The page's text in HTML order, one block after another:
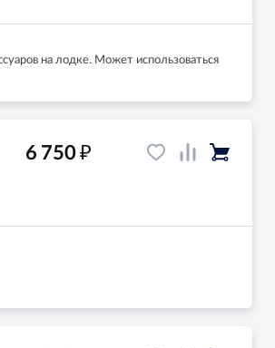
на лодке. Может использоваться
6 750₽